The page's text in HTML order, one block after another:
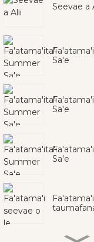
Seevae a
Sa'e
Sa'e
Sa'e